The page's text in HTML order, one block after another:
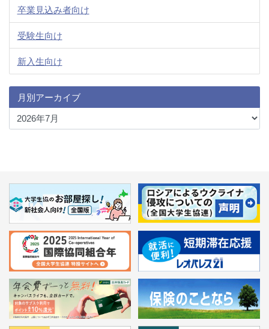
卒業見込み者向け
受験生向け
新入生向け
月別アーカイブ